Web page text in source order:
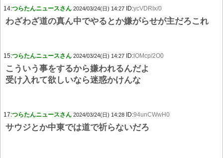
14:つらたんニュースさん 2024/03/24(日) 14:27 ID:ycVDRIx/0
わざわざ道の真ん中でやるとか嫌がらせが主だろこれ
15:つらたんニュースさん 2024/03/24(日) 14:27 ID: lOMcp/2O0
こういう事をするから嫌われるんだよ
受け入れて欲しいなら迷惑かけんな
17:つらたんニュースさん 2024/03/24(日) 14:28 ID:94unCWwH0
サウジとか中東では道で祈らないだろ